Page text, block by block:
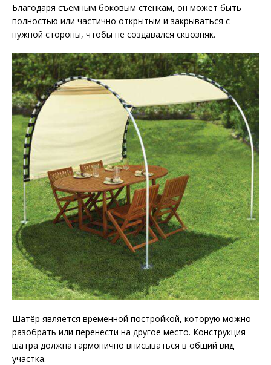
Благодаря съёмным боковым стенкам, он может быть
полностью или частично открытым и закрываться с
нужной стороны, чтобы не создавался сквозняк.
Шатёр является временной постройкой, которую можно
разобрать или перенести на другое место. Конструкция
шатра должна гармонично вписываться в общий вид
участка.